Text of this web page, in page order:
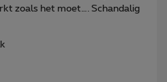
zoals het moet…. Schandalig